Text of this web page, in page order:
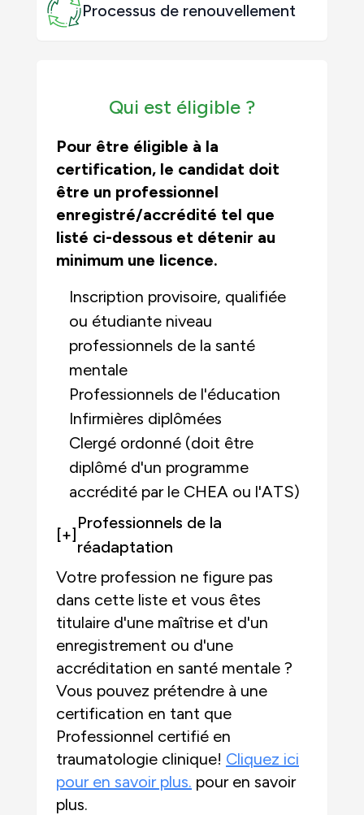
Processus de renouvellement
Qui est éligible ?
Pour être éligible à la
certification, le candidat doit
être un professionnel
enregistré/accrédité tel que
listé ci-dessous et détenir au
minimum une licence.
Inscription provisoire, qualifiée
ou étudiante niveau
professionnels de la santé
mentale
Professionnels de l'éducation
Infirmières diplômées
Clergé ordonné (doit être
diplômé d'un programme
accrédité par le CHEA ou l'ATS)
[+]
Professionnels de la
réadaptation
Votre profession ne figure pas
dans cette liste et vous êtes
titulaire d'une maîtrise et d'un
enregistrement ou d'une
accréditation en santé mentale ?
Vous pouvez prétendre à une
certification en tant que
Professionnel certifié en
traumatologie clinique! Cliquez ici
pour en savoir plus. pour en savoir
plus.